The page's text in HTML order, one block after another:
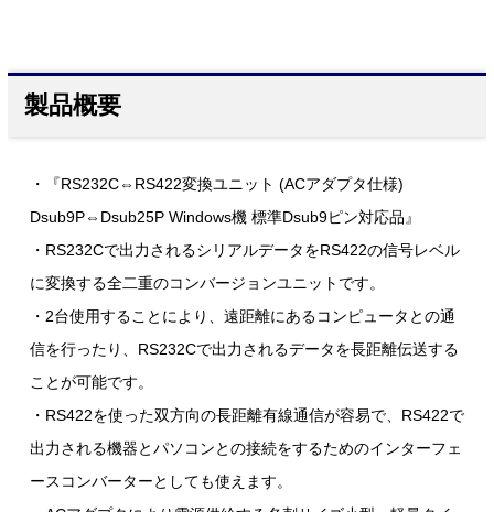
製品概要
・『RS232C⇔RS422変換ユニット (ACアダプタ仕様)
Dsub9P⇔Dsub25P Windows機 標準Dsub9ピン対応品』
・RS232Cで出力されるシリアルデータをRS422の信号レベル
に変換する全二重のコンバージョンユニットです。
・2台使用することにより、遠距離にあるコンピュータとの通
信を行ったり、RS232Cで出力されるデータを長距離伝送する
ことが可能です。
・RS422を使った双方向の長距離有線通信が容易で、RS422で
出力される機器とパソコンとの接続をするためのインターフェ
ースコンバーターとしても使えます。